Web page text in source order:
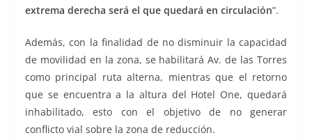
extrema derecha será el que quedará en circulación”.
Además, con la finalidad de no disminuir la capacidad
de movilidad en la zona, se habilitará Av. de las Torres
como principal ruta alterna, mientras que el retorno
que se encuentra a la altura del Hotel One, quedará
inhabilitado, esto con el objetivo de no generar
conflicto vial sobre la zona de reducción.